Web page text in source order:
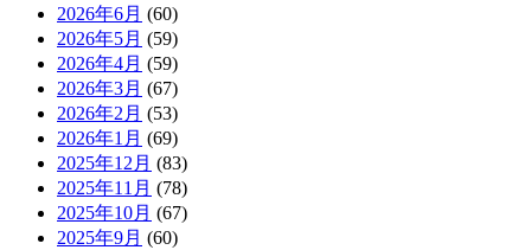
2026年6月 (60)
2026年5月 (59)
2026年4月 (59)
2026年3月 (67)
2026年2月 (53)
2026年1月 (69)
2025年12月 (83)
2025年11月 (78)
2025年10月 (67)
2025年9月 (60)